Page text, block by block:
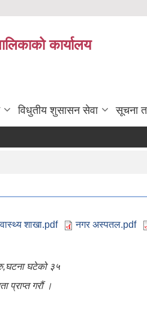
कार्यालय
विधुतीय शुसासन सेवा सूचना
शाखा.pdf नगर अस्पतल.pdf
घटेको ३५
प्राप्त गरौं ।